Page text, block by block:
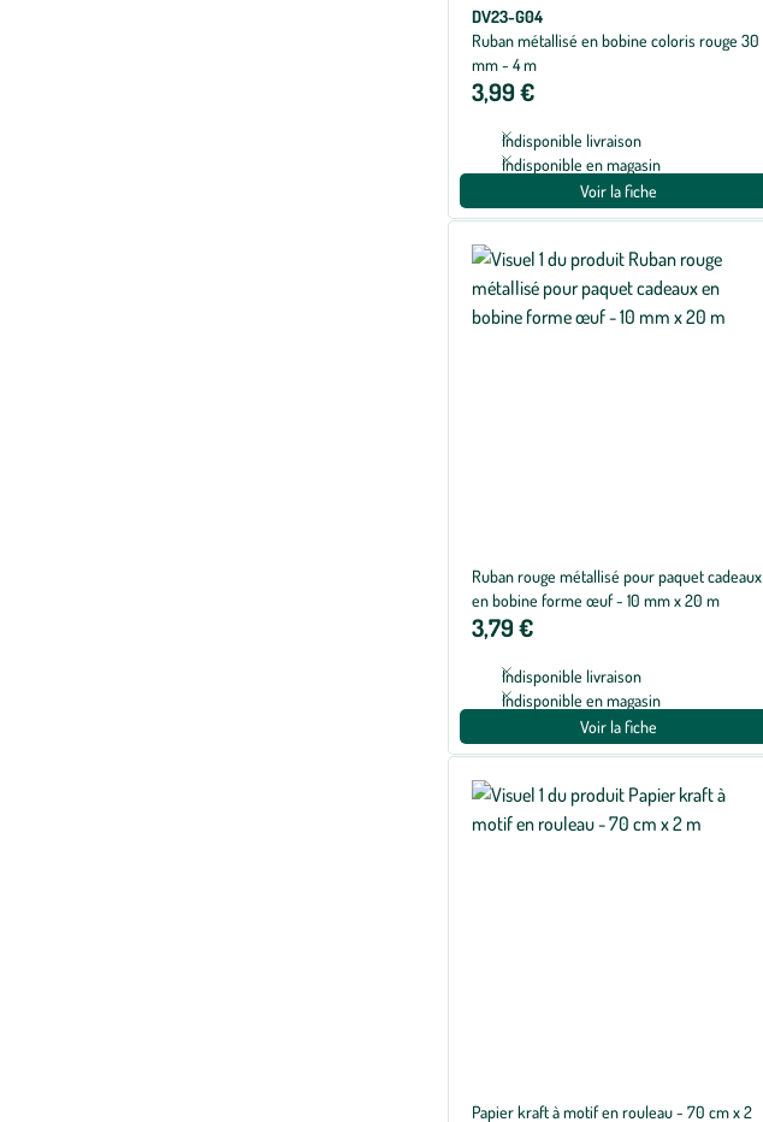
DV23-G04
Ruban métallisé en bobine coloris rouge 30
mm - 4 m
3,99 €
Indisponible livraison
Indisponible en magasin
Voir la fiche
Ruban rouge métallisé pour paquet cadeaux
en bobine forme œuf - 10 mm x 20 m
3,79 €
Indisponible livraison
Indisponible en magasin
Voir la fiche
Papier kraft à motif en rouleau - 70 cm x 2